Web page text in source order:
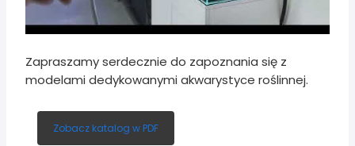
Zapraszamy serdecznie do zapoznania się z
modelami dedykowanymi akwarystyce roślinnej.
Zobacz katalog w PDF